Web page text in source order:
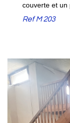
couverte et un
RefM 203